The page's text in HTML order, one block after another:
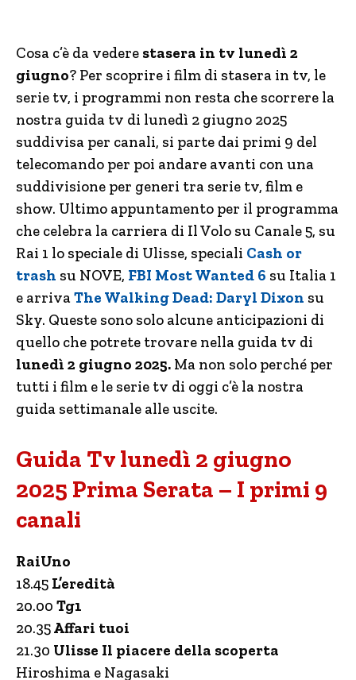
Cosa c’è da vedere stasera in tv lunedì 2
giugno? Per scoprire i film di stasera in tv, le
serie tv, i programmi non resta che scorrere la
nostra guida tv di lunedì 2 giugno 2025
suddivisa per canali, si parte dai primi 9 del
telecomando per poi andare avanti con una
suddivisione per generi tra serie tv, film e
show. Ultimo appuntamento per il programma
che celebra la carriera di Il Volo su Canale 5, su
Rai 1 lo speciale di Ulisse, speciali Cash or
trash su NOVE, FBI Most Wanted 6 su Italia 1
e arrivaThe Walking Dead: Daryl Dixon su
Sky. Queste sono solo alcune anticipazioni di
quello che potrete trovare nella guida tv di
lunedì 2 giugno 2025. Ma non solo perché per
tutti i film e le serie tv di oggi c’è la nostra
guida settimanale alle uscite.
Guida Tv lunedì 2 giugno
2025 Prima Serata – I primi 9
canali
RaiUno
18.45 L’eredità
20.00 Tg1
20.35Affari tuoi
21.30 Ulisse Il piacere della scoperta
Hiroshima e Nagasaki